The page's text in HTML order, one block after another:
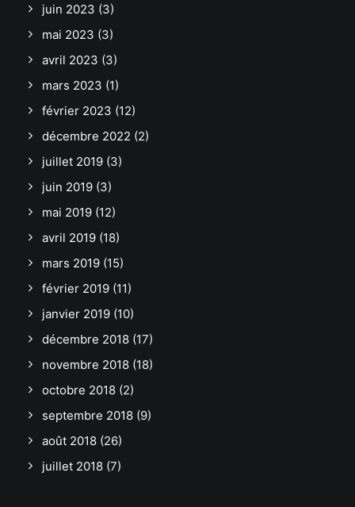
juin 2023 (3)
mai 2023 (3)
avril 2023 (3)
mars 2023 (1)
février 2023 (12)
décembre 2022 (2)
juillet 2019 (3)
juin 2019 (3)
mai 2019 (12)
avril 2019 (18)
mars 2019 (15)
février 2019 (11)
janvier 2019 (10)
décembre 2018 (17)
novembre 2018 (18)
octobre 2018 (2)
septembre 2018 (9)
août 2018 (26)
juillet 2018 (7)